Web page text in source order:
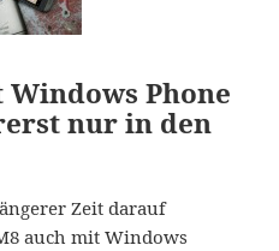
Windows Phone
nur in den
Zeit darauf
auch mit Windows